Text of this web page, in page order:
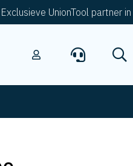
Exclusieve UnionTool partner